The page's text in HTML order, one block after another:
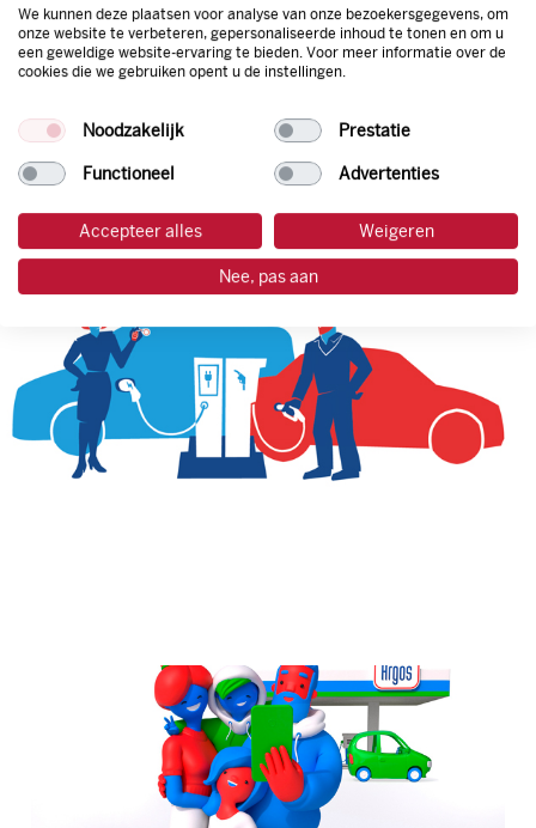
tankpas aanvragen
laadpas aanvragen
We kunnen deze plaatsen voor analyse van onze bezoekersgegevens, om
onze website te verbeteren, gepersonaliseerde inhoud te tonen en om u
een geweldige website-ervaring te bieden. Voor meer informatie over de
cookies die we gebruiken opent u de instellingen.
Noodzakelijk Prestatie
Functioneel Advertenties
Accepteer alles Weigeren
Nee, pas aan